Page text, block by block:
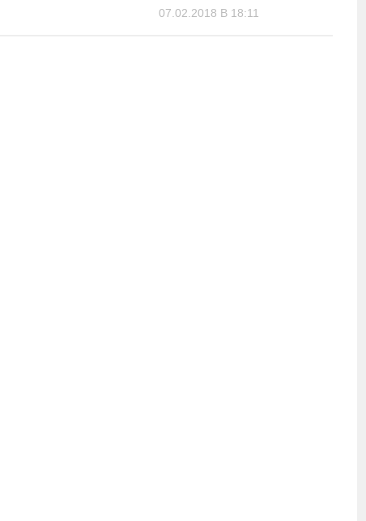
07.02.2018 В 18:11